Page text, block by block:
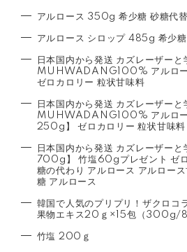
アルロース 350g 希少糖 砂糖代
アルロース シロップ 485g 希少
日本国内から発送 カズレーザーと
MUHWADANG100% アルロー
ゼロカロリー 粒状甘味料
日本国内から発送 カズレーザーと
MUHWADANG100% アルロー
250g】 ゼロカロリー 粒状甘味料
日本国内から発送 カズレーザーと
700g】 竹塩60gプレゼント ゼ
糖の代わり アルロース アルロー
糖 アルロース
韓国で人気のプリプリ！ザクロコ
果物エキス20ｇ×15包（300g/
竹塩 200ｇ